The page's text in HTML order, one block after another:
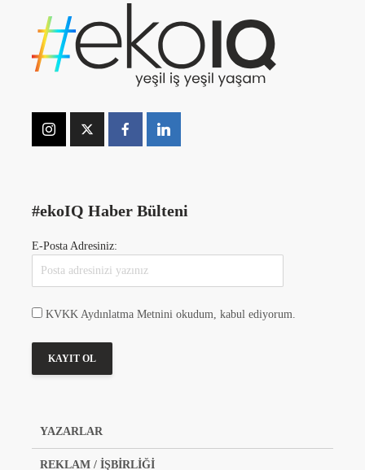
#ekoIQ Haber Bülteni
E-Posta Adresiniz:
KVKK Aydınlatma Metnini okudum, kabul ediyorum.
YAZARLAR
REKLAM / İŞBİRLİĞİ